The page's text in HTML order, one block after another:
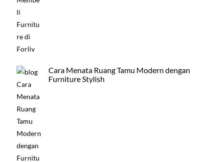
Cara Menata Ruang Tamu Modern dengan
Furniture Stylish